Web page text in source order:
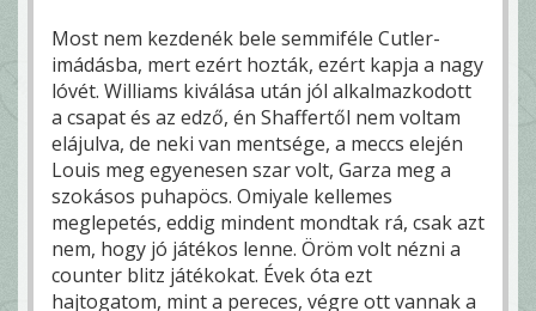
Most nem kezdenék bele semmiféle Cutler-
imádásba, mert ezért hozták, ezért kapja a nagy
lóvét. Williams kiválása után jól alkalmazkodott
a csapat és az edző, én Shaffertől nem voltam
elájulva, de neki van mentsége, a meccs elején
Louis meg egyenesen szar volt, Garza meg a
szokásos puhapöcs. Omiyale kellemes
meglepetés, eddig mindent mondtak rá, csak azt
nem, hogy jó játékos lenne. Öröm volt nézni a
counter blitz játékokat. Évek óta ezt
hajtogatom, mint a pereces, végre ott vannak a